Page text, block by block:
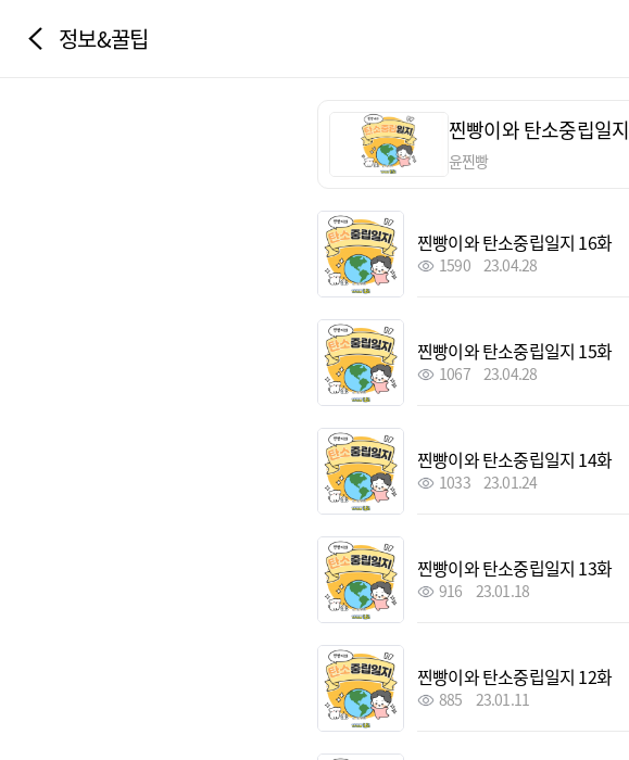
정보&꿀팁
찐빵이와 탄소중립일지
윤찐빵
찐빵이와 탄소중립일지 16화
1590 23.04.28
찐빵이와 탄소중립일지 15화
1067 23.04.28
찐빵이와 탄소중립일지 14화
1033 23.01.24
찐빵이와 탄소중립일지 13화
916 23.01.18
찐빵이와 탄소중립일지 12화
885 23.01.11